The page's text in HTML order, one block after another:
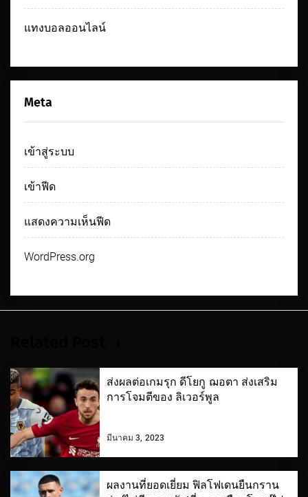
แทงบอลออนไลน์
Meta
เข้าสู่ระบบ
เข้าฟีด
แสดงความเห็นฟีด
WordPress.org
ส่งผลต่อเกมรุก ดีโยกู ฌอตา ส่งเสริม
การโจมตีของ ลิเวอร์พูล
มีนาคม 3, 2023
ผลงานที่ยอดเยี่ยม ฟิลโฟเดนยืนกราน